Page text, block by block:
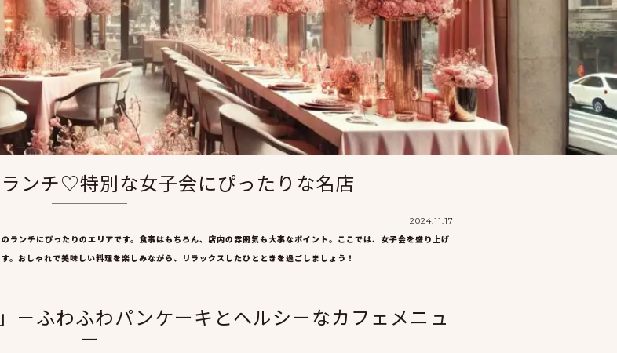
ンチ♡特別な女子会にぴったりな名店
2024.11.17
ランチにぴったりのエリアです。食事はもちろん、店内の雰囲気も大事なポイント。ここでは、女子会を盛り上げ
。おしゃれで美味しい料理を楽しみながら、リラックスしたひとときを過ごしましょう！
ふわふわパンケーキとヘルシーなカフェメニュ
ー